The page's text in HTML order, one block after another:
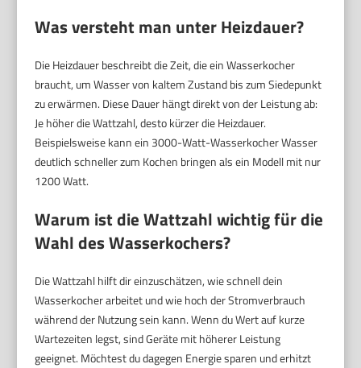
Was versteht man unter Heizdauer?
Die Heizdauer beschreibt die Zeit, die ein Wasserkocher
braucht, um Wasser von kaltem Zustand bis zum Siedepunkt
zu erwärmen. Diese Dauer hängt direkt von der Leistung ab:
Je höher die Wattzahl, desto kürzer die Heizdauer.
Beispielsweise kann ein 3000-Watt-Wasserkocher Wasser
deutlich schneller zum Kochen bringen als ein Modell mit nur
1200 Watt.
Warum ist die Wattzahl wichtig für die
Wahl des Wasserkochers?
Die Wattzahl hilft dir einzuschätzen, wie schnell dein
Wasserkocher arbeitet und wie hoch der Stromverbrauch
während der Nutzung sein kann. Wenn du Wert auf kurze
Wartezeiten legst, sind Geräte mit höherer Leistung
geeignet. Möchtest du dagegen Energie sparen und erhitzt